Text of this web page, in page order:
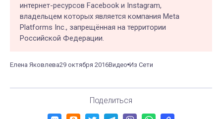
интернет-ресурсов Facebook и Instagram,
владельцем которых является компания Meta
Platforms Inc., запрещённая на территории
Российской Федерации.
Елена Яковлева29 октября 2016Видео Из Сети
Поделиться